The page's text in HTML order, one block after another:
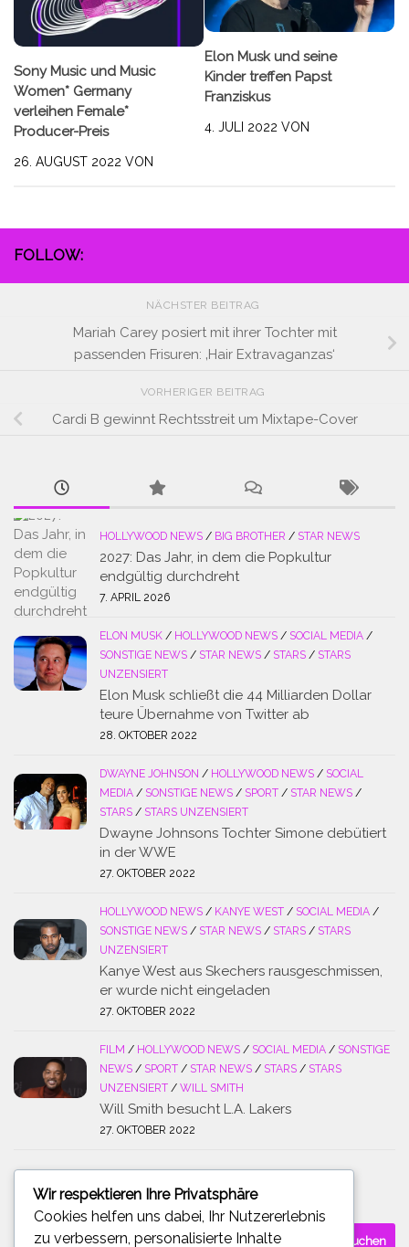
Sony Music und Music
Women* Germany
verleihen Female*
Producer-Preis
26. AUGUST 2022 VON
Elon Musk und seine
Kinder treffen Papst
Franziskus
4. JULI 2022 VON
FOLLOW:
NÄCHSTER BEITRAG
Mariah Carey posiert mit ihrer Tochter mit
passenden Frisuren: ‚Hair Extravaganzas‘
VORHERIGER BEITRAG
Cardi B gewinnt Rechtsstreit um Mixtape-Cover
HOLLYWOOD NEWS / BIG BROTHER / STAR NEWS
2027: Das Jahr, in dem die Popkultur
endgültig durchdreht
7. APRIL 2026
ELON MUSK / HOLLYWOOD NEWS / SOCIAL MEDIA /
SONSTIGE NEWS / STAR NEWS / STARS / STARS
UNZENSIERT
Elon Musk schließt die 44 Milliarden Dollar
teure Übernahme von Twitter ab
28. OKTOBER 2022
DWAYNE JOHNSON / HOLLYWOOD NEWS / SOCIAL
MEDIA / SONSTIGE NEWS / SPORT / STAR NEWS /
STARS / STARS UNZENSIERT
Dwayne Johnsons Tochter Simone debütiert
in der WWE
27. OKTOBER 2022
HOLLYWOOD NEWS / KANYE WEST / SOCIAL MEDIA /
SONSTIGE NEWS / STAR NEWS / STARS / STARS
UNZENSIERT
Kanye West aus Skechers rausgeschmissen,
er wurde nicht eingeladen
27. OKTOBER 2022
FILM / HOLLYWOOD NEWS / SOCIAL MEDIA / SONSTIGE
NEWS / SPORT / STAR NEWS / STARS / STARS
UNZENSIERT / WILL SMITH
Will Smith besucht L.A. Lakers
27. OKTOBER 2022
SUCHE
Suchen
Wir respektieren Ihre Privatsphäre
Cookies helfen uns dabei, Ihr Nutzererlebnis
zu verbessern, personalisierte Inhalte